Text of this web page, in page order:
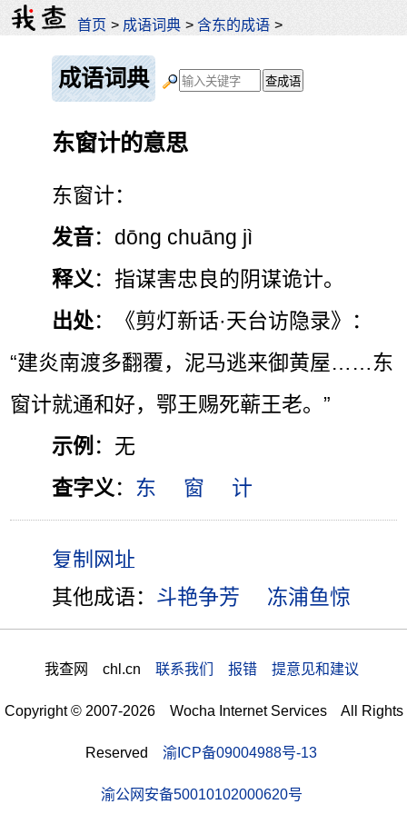
首页 > 成语词典 >含东的成语 >
成语词典
东窗计的意思
东窗计：
发音：dōng chuāng jì
释义 ：指谋害忠良的阴谋诡计。
出处：《剪灯新话·天台访隐录》：
“建炎南渡多翻覆，泥马逃来御黄屋……东
窗计就通和好，鄂王赐死蕲王老。”
示例 ：无
查字义 ： 东 窗 计
其他成语： 斗艳争芳 冻浦鱼惊
我查网 chl.cn 联系我们 报错 提意见和建议
Copyright © 2007-2026 Wocha Internet Services All Rights
Reserved 渝ICP备09004988号-13
渝公网安备50010102000620号